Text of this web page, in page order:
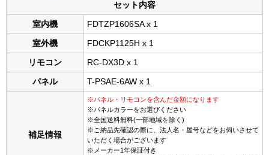
セット内容
室内機 FDTZP1606SA x 1
室外機 FDCKP1125H x 1
リモコン RC-DX3D x 1
パネル T-PSAE-6AW x 1
補足情報
※パネル・リモコンを含んだ金額になります
※パネルカラーをお選びください
※全国送料無料(一部地域を除く)
※ご納品先確認の際に、法人名・屋号などをお伺いさせて
いただく場合がございます
※メーカー1年保証付き